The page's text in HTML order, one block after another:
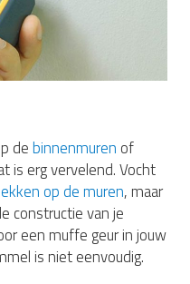
debinnenmuren of
is erg vervelend. Vocht
op de muren, maar
constructie van je
een muffe geur in jouw
is niet eenvoudig.